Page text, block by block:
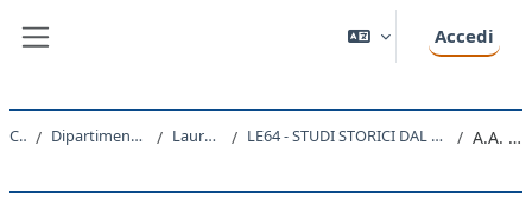
Accedi
Corsi Dipartimento di Studi Umanistici Laurea Magistrale LE64 - STUDI STORICI DAL MEDIOEVO ALL'ETA CONTEMPORANEA A.A. 2019 - 2020